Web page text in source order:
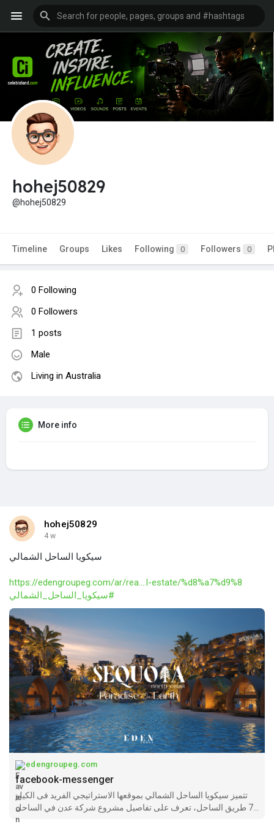
hohej50829
@hohej50829
Timeline Groups Likes Following 0 Followers 0
0 Following
0 Followers
1 posts
Male
Living in Australia
More info
hohej50829
4 w
سيكويا الساحل الشمالي
https://edengroupeg.com/ar/rea....l-estate/%d8%a7%d9%8
#سيكويا_الساحل_الشمالي
edengroupeg.com
facebook-messenger
تتميز سيكويا الساحل الشمالي بموقعها الاستراتيجي الفريد فى الكيلو
77 طريق الساحل، تعرف على تفاصيل مشروع شركة عدن في الساحل